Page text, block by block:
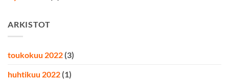
ARKISTOT
toukokuu 2022 (3)
huhtikuu 2022 (1)